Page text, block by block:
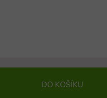
DO KOŠÍKU